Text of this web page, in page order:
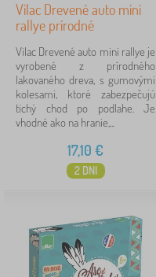
Vilac Drevené auto mini
rallye prírodné
Vilac Drevené auto mini rallye je
vyrobené z prírodného
lakovaného dreva, s gumovými
kolesami, ktoré zabezpečujú
tichý chod po podlahe. Je
vhodné ako na hranie,...
17,10 €
2 DNI